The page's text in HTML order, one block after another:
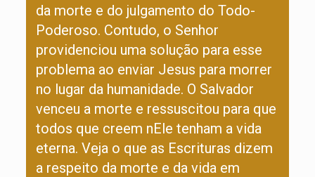
da morte e do julgamento do Todo-
Poderoso. Contudo, o Senhor
providenciou uma solução para esse
problema ao enviar Jesus para morrer
no lugar da humanidade. O Salvador
venceu a morte e ressuscitou para que
todos que creem nEle tenham a vida
eterna. Veja o que as Escrituras dizem
a respeito da morte e da vida em